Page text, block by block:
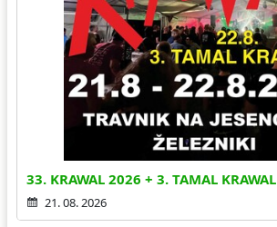
33. KRAWAL 2026 + 3. TAMAL KRAWAL
21. 08. 2026